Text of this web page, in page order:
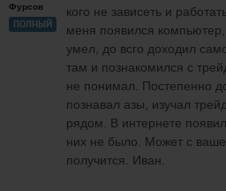
Фурсов
ПОЛНЫЙ
кого не зависеть и
меня появился
умел, до всго доходил
там и познакомился с
не понимал. Постепенно
познавал азы, изучал
рядом. В интернете
них не было. Может с
получится. Иван.